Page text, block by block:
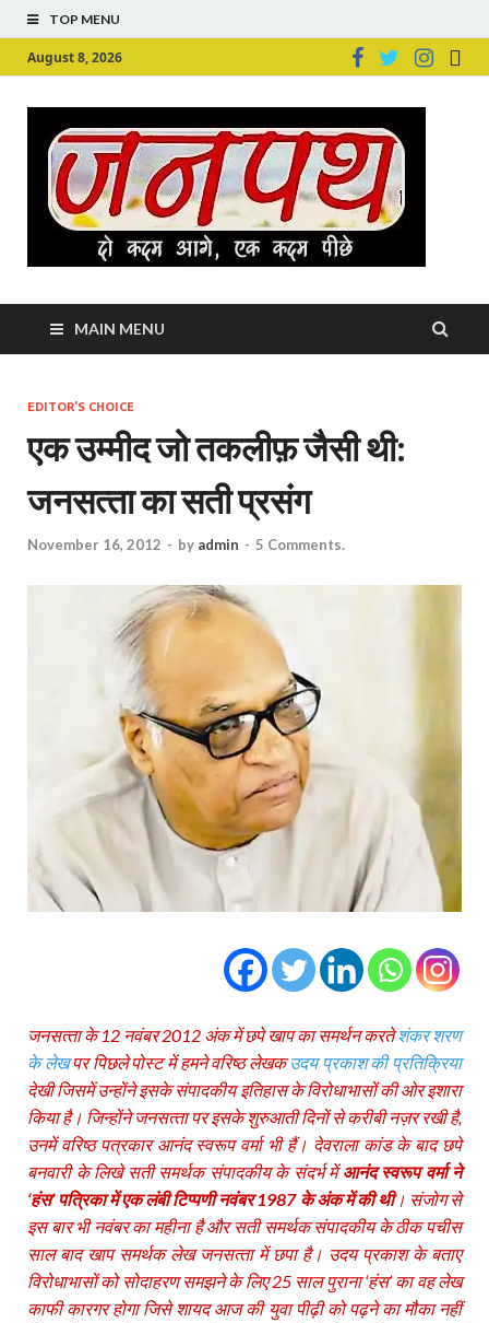
TOP MENU
August 8, 2026
MAIN MENU
EDITOR'S CHOICE
एक उम्‍मीद जो तकलीफ़ जैसी थी:
जनसत्‍ता का सती प्रसंग
November 16, 2012 - by admin - 5 Comments.
जनसत्‍ता के 12 नवंबर 2012 अंक में छपे खाप का समर्थन करतेशंकर शरण
के लेखपर पिछले पोस्‍ट में हमने वरिष्‍ठ लेखकउदय प्रकाश की प्रतिक्रिया
देखी जिसमें उन्‍होंने इसके संपादकीय इतिहास के विरोधाभासों की ओर इशारा
किया है। जिन्‍होंने जनसत्‍ता पर इसके शुरुआती दिनों से करीबी नज़र रखी है,
उनमें वरिष्‍ठ पत्रकार आनंद स्‍वरूप वर्मा भी हैं। देवराला कांड के बाद छपे
बनवारी के लिखे सती समर्थक संपादकीय के संदर्भ मेंआनंद स्‍वरूप वर्मा ने
‘हंस’ पत्रिका में एक लंबी टिप्‍पणी नवंबर 1987 के अंक में की थी। संजोग से
इस बार भी नवंबर का महीना है और सती समर्थक संपादकीय के ठीक पचीस
साल बाद खाप समर्थक लेख जनसत्‍ता में छपा है। उदय प्रकाश के बताए
विरोधाभासों को सोदाहरण समझने के लिए 25 साल पुराना ‘हंस’ का वह लेख
काफी कारगर होगा जिसे शायद आज की युवा पीढ़ी को पढ़ने का मौका नहीं